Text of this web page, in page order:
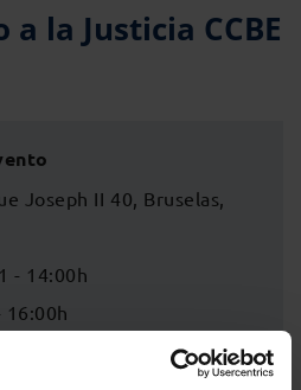
a la Justicia CCBE
Joseph II 40, Bruselas,
- 14:00h
16:00h